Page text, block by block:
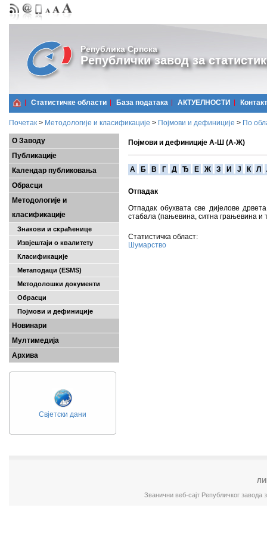
Република Српска
Републички завод за
Статистичке области Базa података АКТУЕЛНОСТИ Контакт
Почетак > Методологије и класификације > Појмови и дефиниције > По
О Заводу
Публикације
Календар публиковања
Обрасци
Методологије и
класификације
Знакови и скраћенице
Извјештаји о квалитету
Класификације
Метаподаци (ESMS)
Методолошки документи
Обрасци
Појмови и дефиниције
Новинари
Мултимедија
Архива
Свјетски дани
Појмови и дефиниције А-Ш (А-Ж)
A Б В Г Д Ђ Е Ж З И Ј К Л
Отпадак
Отпадак обухвата све дијелове
стабала (пањевина, ситна грањевина и
Статистичка област:
Шумарство
Званични веб-сајт Републичког